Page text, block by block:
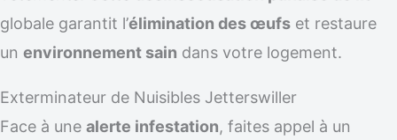
globale garantit l’élimination des œufs et restaure
un environnement sain dans votre logement.
Exterminateur de Nuisibles Jetterswiller
Face à une alerte infestation, faites appel à un